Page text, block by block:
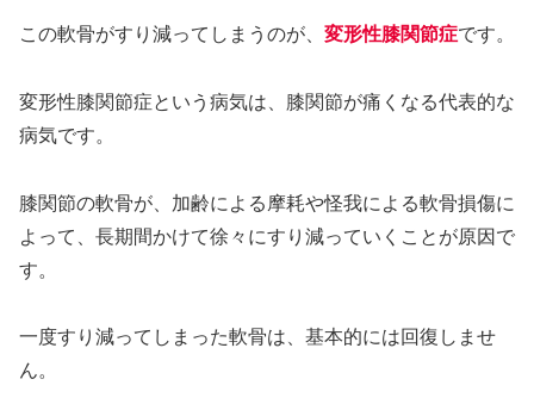
この軟骨がすり減ってしまうのが、 変形性膝関節症です。
変形性膝関節症という病気は、膝関節が痛くなる代表的な
病気です。
膝関節の軟骨が、加齢による摩耗や怪我による軟骨損傷に
よって、長期間かけて徐々にすり減っていくことが原因で
す。
一度すり減ってしまった軟骨は、基本的には回復しませ
ん。